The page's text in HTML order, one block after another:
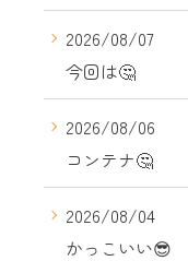
2026/08/07
今回は🤔
2026/08/06
コンテナ🤔
2026/08/04
かっこいい😎